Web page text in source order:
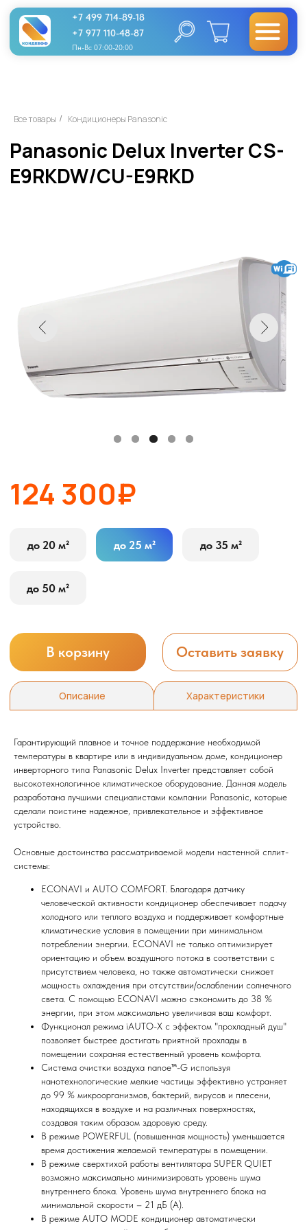
+7 499 714-89-18
+7 977 110-48-87
Пн-Вс 07:00-20:00
Все товары / Кондиционеры Panasonic
E9RKDW/CU-E9RKD
Описание Характеристики
до 20 м² до 35 м²
124 300₽
Гарантирующий плавное и точное поддержание необходимой
температуры в квартире или в индивидуальном доме, кондиционер
инверторного типа Panasonic Delux Inverter представляет собой
высокотехнологичное климатическое оборудование. Данная модель
разработана лучшими специалистами компании Panasonic, которые
сделали поистине надежное, привлекательное и эффективное
устройство.
Основные достоинства рассматриваемой модели настенной сплит-
системы:
ECONAVI и AUTO COMFORT. Благодаря датчику
человеческой активности кондиционер обеспечивает подачу
холодного или теплого воздуха и поддерживает комфортные
климатические условия в помещении при минимальном
потреблении энергии. ECONAVI не только оптимизирует
ориентацию и объем воздушного потока в соответствии с
присутствием человека, но также автоматически снижает
мощность охлаждения при отсутствии/ослаблении солнечного
света. С помощью ECONAVI можно сэкономить до 38 %
энергии, при этом максимально увеличивая ваш комфорт.
Функционал режима iAUTO-X с эффектом "прохладный душ"
позволяет быстрее достигать приятной прохлады в
помещении сохраняя естественный уровень комфорта.
Система очистки воздуха nanoe™-G используя
нанотехнологические мелкие частицы эффективно устраняет
до 99 % микроорганизмов, бактерий, вирусов и плесени,
находящихся в воздухе и на различных поверхностях,
создавая таким образом здоровую среду.
В режиме POWERFUL (повышенная мощность) уменьшается
время достижения желаемой температуры в помещении.
В режиме сверхтихой работы вентилятора SUPER QUIET
возможно максимально минимизировать уровень шума
внутреннего блока. Уровень шума внутреннего блока на
минимальной скорости – 21 дБ (А).
В режиме AUTO MODE кондиционер автоматически